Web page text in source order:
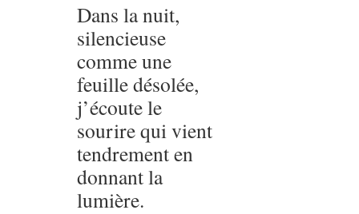
Dans la nuit,
silencieuse
comme une
feuille désolée,
j’écoute le
sourire qui vient
tendrement en
donnant la
lumière.